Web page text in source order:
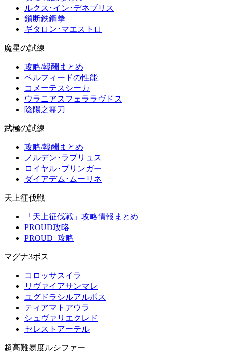
ルクス･イン･デネブリス
鎖断鉄鋼拳
ギタロン･マエストロ
魔星の試練
攻略/報酬まとめ
ペルフィードの性能
コメーテスシーカ
ウラニアスフェララヴドス
陰陽之霊刀
武極の試練
攻略/報酬まとめ
ノルデン･ラブリュス
ロイヤル･ブリンガー
ダイアデム･ムーリネ
天上征伐戦
「天上征伐戦」攻略情報まとめ
PROUD攻略
PROUD+攻略
マグナ3ボス
コロッサスイラ
リヴァイアサンマレ
ユグドラシルアルボス
ティアマトアウラ
シュヴァリエクレド
セレストアーテル
超高難易度ルシファー